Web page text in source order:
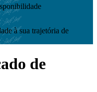
à sua trajetória de
de